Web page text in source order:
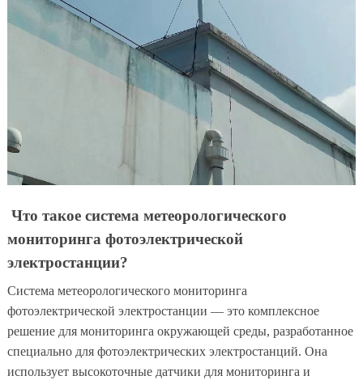
Что такое система метеорологического
мониторинга фотоэлектрической
электростанции?
Система метеорологического мониторинга
фотоэлектрической электростанции — это комплексное
решение для мониторинга окружающей среды, разработанное
специально для фотоэлектрических электростанций. Она
использует высокоточные датчики для мониторинга и